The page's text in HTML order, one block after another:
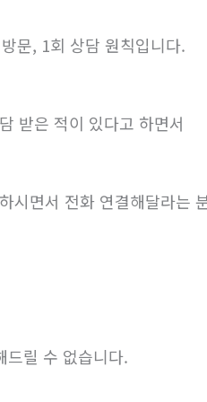
문, 1회 상담 원칙입니다.
받은 적이 있다고 하면서
시면서 전화 연결해달라는
드릴 수 없습니다.